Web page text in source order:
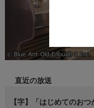
直近の放送
【字】「はじめてのお